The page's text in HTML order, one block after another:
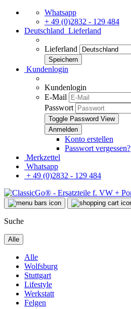
Whatsapp
+ 49 (0)2832 - 129 484
Deutschland Lieferland
Lieferland
Kundenlogin
Kundenlogin
E-Mail
Passwort
Toggle Password View
Konto erstellen
Passwort vergessen?
Merkzettel
Whatsapp
+ 49 (0)2832 - 129 484
Suche
Alle
Alle
Wolfsburg
Stuttgart
Lifestyle
Werkstatt
Felgen